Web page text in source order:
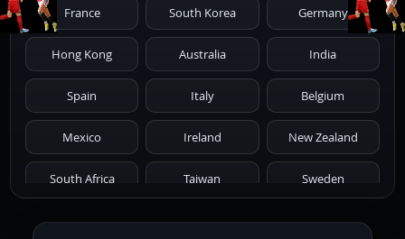
1976 1975 1974 1973 1972
1971 1970 1969 1968 1967
1966 1965 1964 1963 1962
1959 1955
France South Korea Germany
Hong Kong Australia India
Spain Italy Belgium
Mexico Ireland New Zealand
South Africa Taiwan Sweden
Netherlands Russia Poland